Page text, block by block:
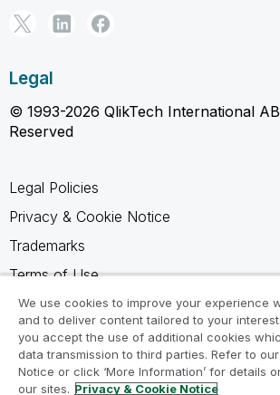
Legal
© 1993-2026 QlikTech International
Reserved
Legal Policies
Privacy & Cookie Notice
Trademarks
Terms of Use
Legal Agreements
Product Terms
Do not share my info
We use cookies to improve your experience
and to deliver content tailored to your
you accept the use of additional cookies
data transmission to third parties. Refer to
Notice or click ‘More Information’ for details
our sites. Privacy & Cookie Notice